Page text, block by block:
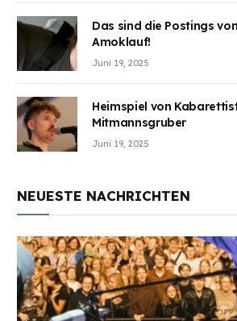
Das sind die Postings
Amoklauf!
Juni 19, 2025
Heimspiel von
Mitmannsgruber
Juni 19, 2025
NEUESTE NACHRICHTEN